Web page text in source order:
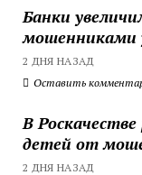
Банки
мошенниками
2 ДНЯ НАЗАД
Оставить
В
детей от
2 ДНЯ НАЗАД